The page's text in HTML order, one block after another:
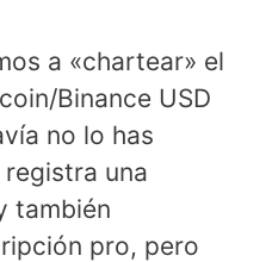
a «chartear» el
Binance USD
no lo has
una
también
pro, pero